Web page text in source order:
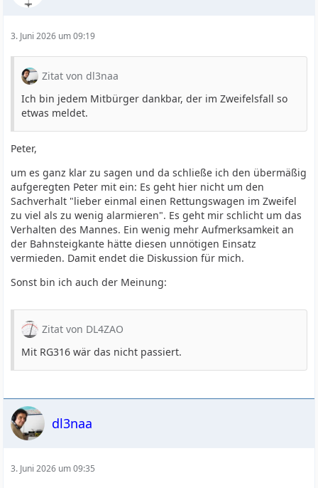
3. Juni 2026 um 09:19
Zitat von dl3naa
Ich bin jedem Mitbürger dankbar, der im Zweifelsfall so
etwas meldet.
Peter,
um es ganz klar zu sagen und da schließe ich den übermäßig
aufgeregten Peter mit ein: Es geht hier nicht um den
Sachverhalt "lieber einmal einen Rettungswagen im Zweifel
zu viel als zu wenig alarmieren". Es geht mir schlicht um das
Verhalten des Mannes. Ein wenig mehr Aufmerksamkeit an
der Bahnsteigkante hätte diesen unnötigen Einsatz
vermieden. Damit endet die Diskussion für mich.
Sonst bin ich auch der Meinung:
Zitat von DL4ZAO
Mit RG316 wär das nicht passiert.
dl3naa
3. Juni 2026 um 09:35